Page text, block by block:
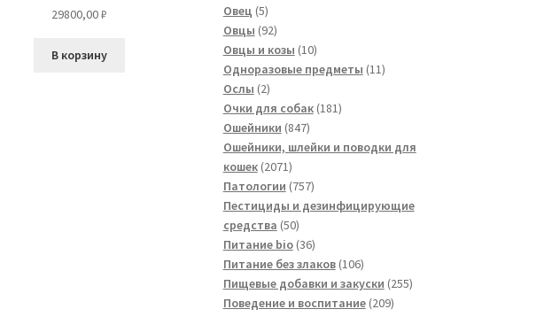
29800,00₽
В корзину
Овец 55
товаров
Овцы 9292
товара
Овцы и козы 1010
товаров
Одноразовые предметы 1111
Ослы 22
товара
Очки для собак 181181
Ошейники 847847
товаров
Ошейники, шлейки и поводки для
кошек 20712071
товар
Патологии 757757
товаров
Пестициды и дезинфицирующие
средства 5050
товаров
Питание bio 3636
товаров
Питание без злаков 106106
товаров
Пищевые добавки и закуски 255255
Поведение и воспитание 209209